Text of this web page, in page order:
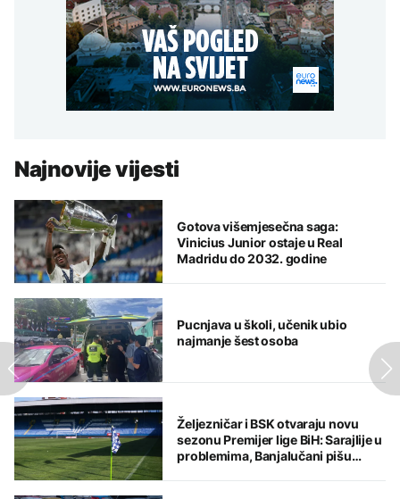
Najnovije vijesti
Gotova višemjesečna saga:
Vinicius Junior ostaje u Real
Madridu do 2032. godine
Pucnjava u školi, učenik ubio
najmanje šest osoba
Željezničar i BSK otvaraju novu
sezonu Premijer lige BiH: Sarajlije u
problemima, Banjalučani pišu